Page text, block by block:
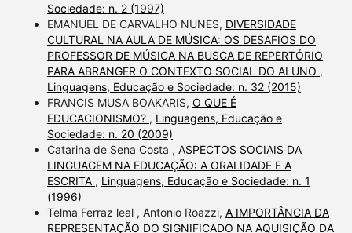
Sociedade: n. 2 (1997)
EMANUEL DE CARVALHO NUNES, DIVERSIDADE
CULTURAL NA AULA DE MÚSICA: OS DESAFIOS DO
PROFESSOR DE MÚSICA NA BUSCA DE REPERTÓRIO
PARA ABRANGER O CONTEXTO SOCIAL DO ALUNO ,
Linguagens, Educação e Sociedade: n. 32 (2015)
FRANCIS MUSA BOAKARIS, O QUE É
EDUCACIONISMO? , Linguagens, Educação e
Sociedade: n. 20 (2009)
Catarina de Sena Costa , ASPECTOS SOCIAIS DA
LINGUAGEM NA EDUCAÇÃO: A ORALIDADE E A
ESCRITA , Linguagens, Educação e Sociedade: n. 1
(1996)
Telma Ferraz leal , Antonio Roazzi, A IMPORTÂNCIA DA
REPRESENTAÇÃO DO SIGNIFICADO NA AQUISIÇÃO DA